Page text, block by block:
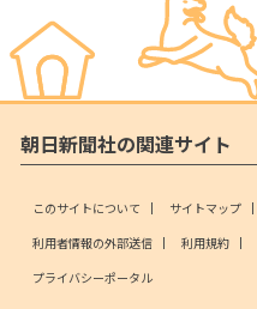
朝日新聞社の関連サイト
このサイトについて サイトマップ
利用者情報の外部送信
利用規約
プライバシーポータル